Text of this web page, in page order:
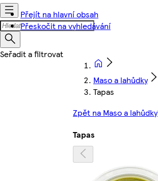
Přejít na hlavní obsah
Přeskočit na vyhledávání
Maso a lahůdky
Tapas
Zpět na Maso a lahůdky
Tapas